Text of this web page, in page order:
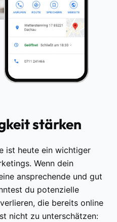
stärken
ist heute ein wichtiger
Wenn dein
ansprechende und gut
du potenzielle
die bereits online
nicht zu unterschätzen: